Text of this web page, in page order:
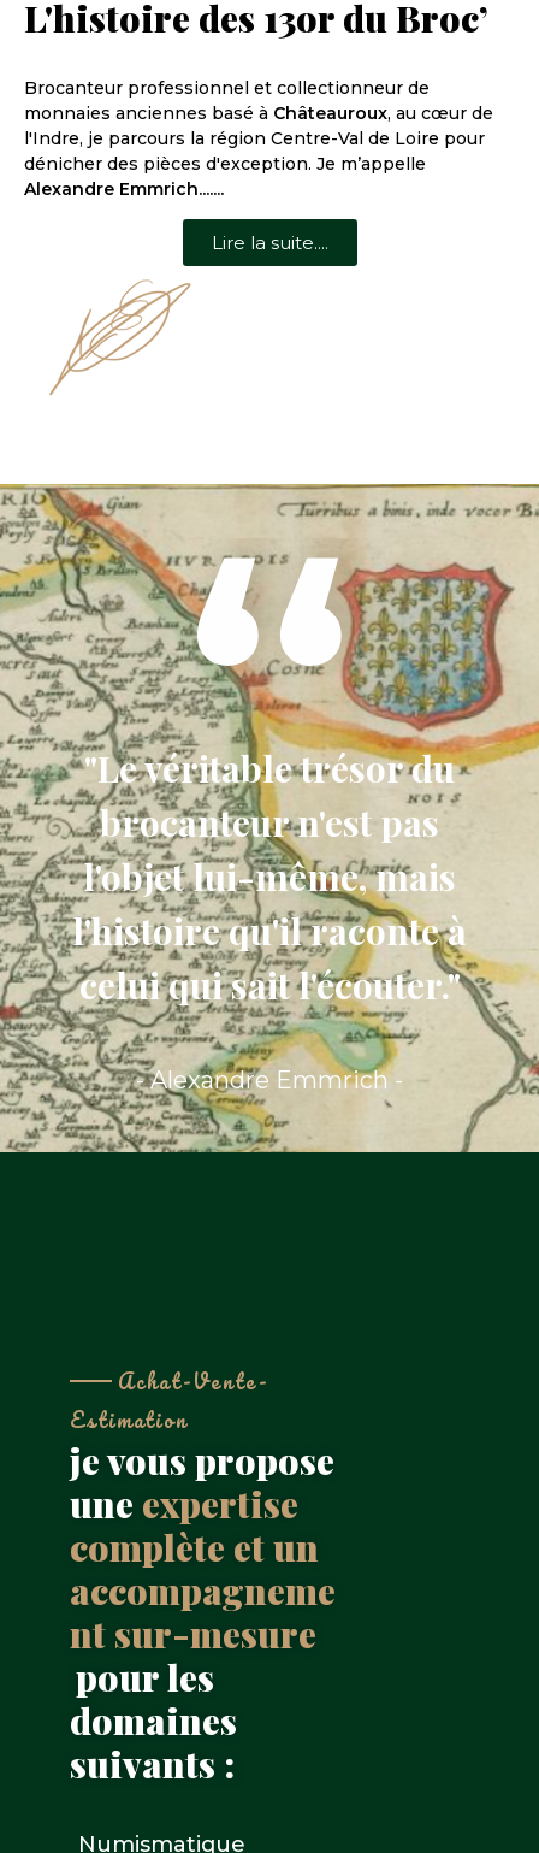
L'histoire des 13or du Broc’
Brocanteur professionnel et collectionneur de
monnaies anciennes basé à Châteauroux, au cœur de
l'Indre, je parcours la région Centre-Val de Loire pour
dénicher des pièces d'exception. Je m’appelle
Alexandre Emmrich.......
Lire la suite....
,,
"Le véritable trésor du
brocanteur n'est pas
l'objet lui-même, mais
l'histoire qu'il raconte à
celui qui sait l'écouter."
- Alexandre Emmrich -
Achat-Vente-
Estimation
je vous propose
une expertise
complète et un
accompagneme
nt sur-mesure
pour les
domaines
suivants :
Numismatique